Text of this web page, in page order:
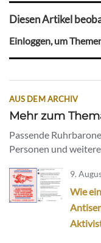
Diesen Artikel
Einloggen, um
AUS DEM ARCHIV
Mehr zum
Passende
Personen und
9.
Wie